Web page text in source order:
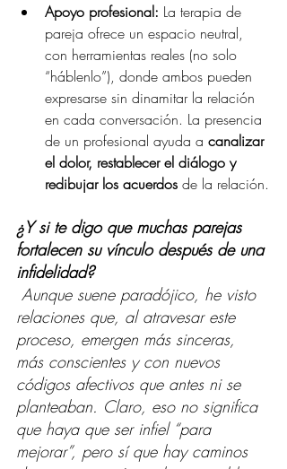
Apoyo profesional: La terapia de
pareja ofrece un espacio neutral,
con herramientas reales (no solo
“háblenlo”), donde ambos pueden
expresarse sin dinamitar la relación
en cada conversación. La presencia
de un profesional ayuda a canalizar
el dolor, restablecer el diálogo y
redibujar los acuerdos de la relación.
¿Y si te digo que muchas parejas
fortalecen su vínculo después de una
infidelidad?
relaciones que, al atravesar este
proceso, emergen más sinceras,
más conscientes y con nuevos
códigos afectivos que antes ni se
planteaban. Claro, eso no significa
que haya que ser infiel “para
mejorar”, pero sí que hay caminos